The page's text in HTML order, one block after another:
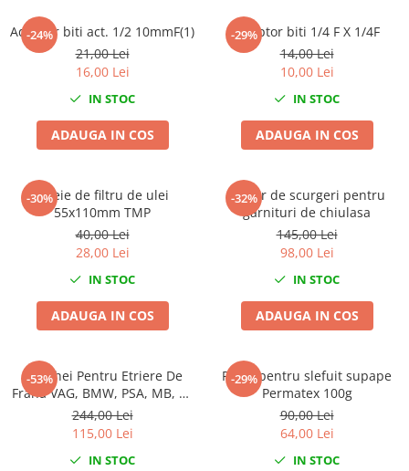
Aspiratoare industriale
Lampi si Lanterne
Masini de insurubat si gaurit
Pistoale aer cald
Pistoale de lipit
Polizoare unghiulare
Rindele
Slefuitoare electrice
Scule fixare distributie
Alfa romeo
Audi
Bmw
Chrysler
Citroen
-24%
Adaptor biti act. 1/2 10mmF(1)
21,00 Lei
16,00 Lei
IN STOC
ADAUGA IN COS
-29%
Adaptor biti 1/4 F X 1/4F
14,00 Lei
10,00 Lei
IN STOC
ADAUGA IN COS
-30%
Cheie de filtru de ulei
55x110mm TMP
40,00 Lei
28,00 Lei
IN STOC
ADAUGA IN COS
-32%
Tester de scurgeri pentru
garnituri de chiulasa
145,00 Lei
98,00 Lei
IN STOC
ADAUGA IN COS
-53%
Set Chei Pentru Etriere De
Frana VAG, BMW, PSA, MB, 11
piese
244,00 Lei
115,00 Lei
IN STOC
-29%
Pasta pentru slefuit supape
Permatex 100g
90,00 Lei
64,00 Lei
IN STOC